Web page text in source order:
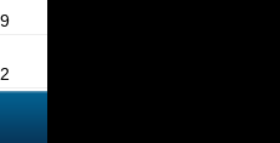
9
2